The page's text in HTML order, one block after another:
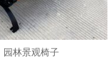
园林景观椅子